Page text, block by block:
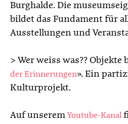
Burghalde. Die
bildet das Fundament für
Ausstellungen und
> Wer weiss was?? Objekte
der Erinnerungen». Ein
Kulturprojekt.
Auf unserem Youtube-Kanal